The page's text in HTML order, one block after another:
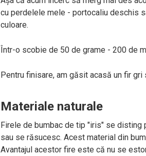
cu perdelele mele - portocaliu deschis
culoare.
Într-o scobie de 50 de grame - 200 de
Pentru finisare, am găsit acasă un fir gri
Materiale naturale
Firele de bumbac de tip "iris" se disting
sau se răsucesc. Acest material din
Avantajul acestor fire este că nu se